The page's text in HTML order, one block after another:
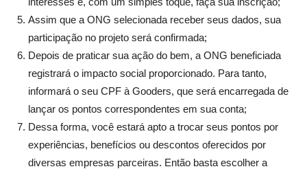
Assim que a ONG selecionada receber seus dados, sua
participação no projeto será confirmada;
Depois de praticar sua ação do bem, a ONG beneficiada
registrará o impacto social proporcionado. Para tanto,
informará o seu CPF à Gooders, que será encarregada de
lançar os pontos correspondentes em sua conta;
Dessa forma, você estará apto a trocar seus pontos por
experiências, benefícios ou descontos oferecidos por
diversas empresas parceiras. Então basta escolher a